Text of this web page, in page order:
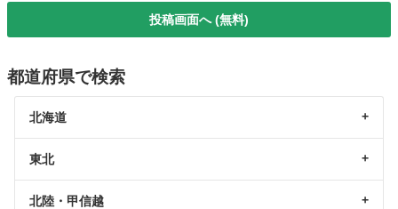
投稿画面へ (無料)
都道府県で検索
北海道
東北
北陸・甲信越